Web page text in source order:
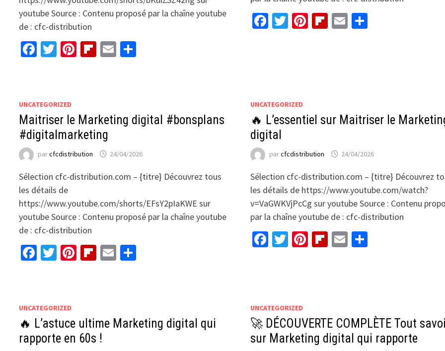
youtube Source : Contenu proposé par la chaîne youtube
de : cfc-distribution
Facebook
Twitter
Pinterest
Flipboard
Email
Facebook
Twitter
Pinterest
Flipboard
EmailPartager
UNCATEGORIZED
Maitriser le Marketing digital #bonsplans
#digitalmarketing
parcfcdistribution 24/04/2026
Sélection cfc-distribution.com – {titre} Découvrez tous
les détails de
https://www.youtube.com/shorts/EFsY2pIaKWE sur
youtube Source : Contenu proposé par la chaîne youtube
de : cfc-distribution
Facebook
Twitter
Pinterest
Flipboard
Email
UNCATEGORIZED
🔥 L’essentiel sur Maitriser le
digital
parcfcdistribution 24/04/2026
Sélection cfc-distribution.com – {titre} Découvrez
les détails de https://www.youtube.com/watch?
v=VaGWKVjPcCg sur youtube Source : Contenu
par la chaîne youtube de : cfc-distribution
Facebook
Twitter
Pinterest
Flipboard
EmailPartager
UNCATEGORIZED
🔥 L’astuce ultime Marketing digital qui
rapporte en 60s !
UNCATEGORIZED
🚀 DÉCOUVERTE COMPLÈTE Tout
sur Marketing digital qui rapporte